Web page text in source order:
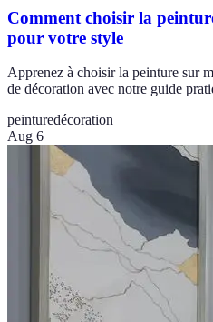
Comment choisir la
pour votre style
Apprenez à choisir la peinture sur
de décoration avec notre guide
peinturedécoration
Aug 6